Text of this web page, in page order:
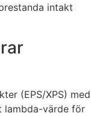
intakt
(EPS/XPS) med
lambda-värde för